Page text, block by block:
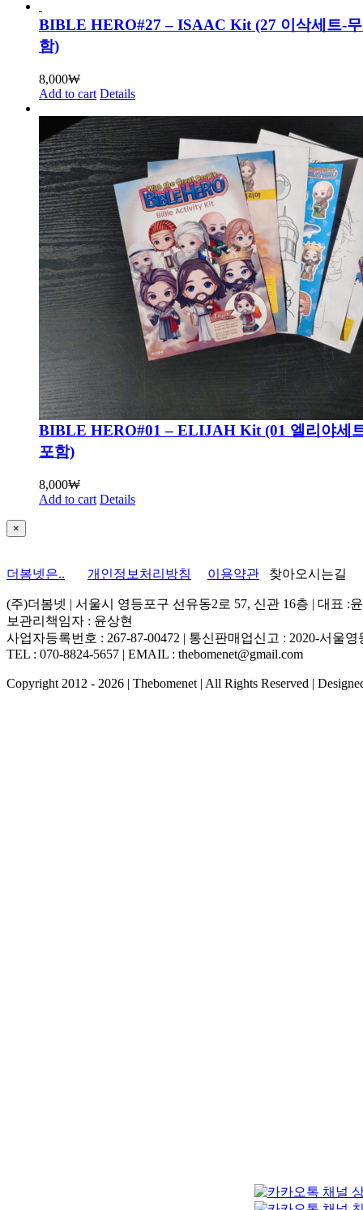
BIBLE HERO#27 – ISAAC Kit (27 이삭세트-
함)
8,000₩
Add to cart Details
BIBLE HERO#01 – ELIJAH Kit (01 엘리야세
포함)
8,000₩
Add to cart Details
Close
product
×
더봄넷은.. 개인정보처리방침 이용약관 찾아오시는길
(주)더봄넷 | 서울시 영등포구 선유동2로 57, 신관 16층 | 대표 :
보관리책임자 : 윤상현
사업자등록번호 : 267-87-00472 | 통신판매업신고 : 2020-서울영
TEL : 070-8824-5657 | EMAIL : thebomenet@gmail.com
Copyright 2012 - 2026 | Thebomenet | All Rights Reserved |